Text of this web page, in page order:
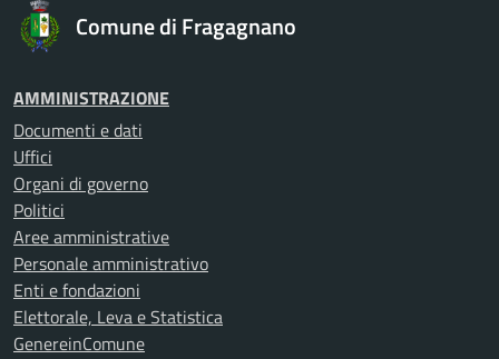
Comune di Fragagnano
AMMINISTRAZIONE
Documenti e dati
Uffici
Organi di governo
Politici
Aree amministrative
Personale amministrativo
Enti e fondazioni
Elettorale, Leva e Statistica
GenereinComune